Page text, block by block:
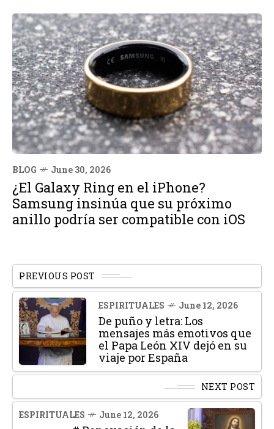
BLOG June 30, 2026
¿El Galaxy Ring en el iPhone?
Samsung insinúa que su próximo
anillo podría ser compatible con iOS
PREVIOUS POST
ESPIRITUALES June 12, 2026
De puño y letra: Los
mensajes más emotivos que
el Papa León XIV dejó en su
viaje por España
NEXT POST
ESPIRITUALES June 12, 2026